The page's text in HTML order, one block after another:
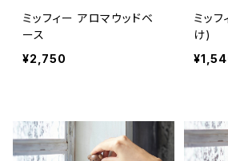
ミッフィー アロマウッドベ
ース
¥2,750
ミッ
け)